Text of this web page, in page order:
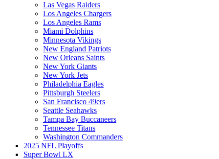
Las Vegas Raiders
Los Angeles Chargers
Los Angeles Rams
Miami Dolphins
Minnesota Vikings
New England Patriots
New Orleans Saints
New York Giants
New York Jets
Philadelphia Eagles
Pittsburgh Steelers
San Francisco 49ers
Seattle Seahawks
Tampa Bay Buccaneers
Tennessee Titans
Washington Commanders
2025 NFL Playoffs
Super Bowl LX